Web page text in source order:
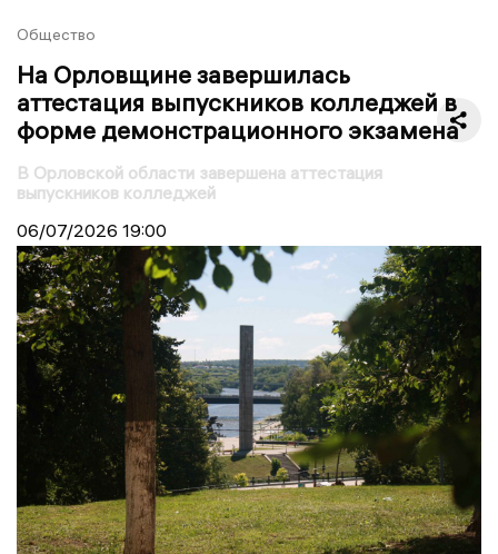
Общество
На Орловщине завершилась
аттестация выпускников колледжей в
форме демонстрационного экзамена
В Орловской области завершена аттестация
выпускников колледжей
06/07/2026 19:00